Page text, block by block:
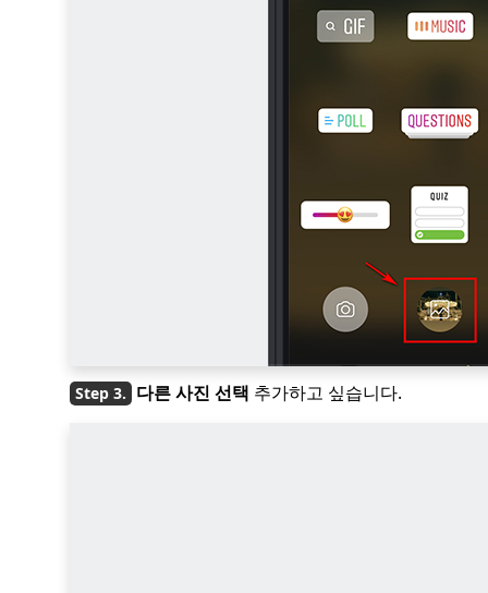
다른 사진 선택 추가하고 싶습니다.